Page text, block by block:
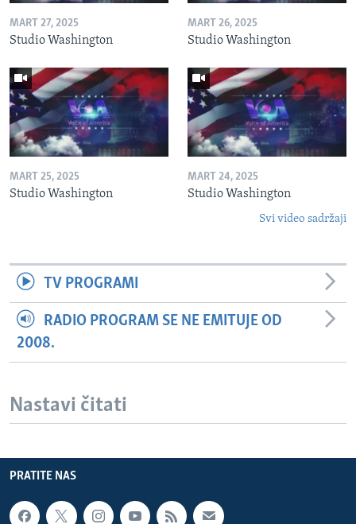
MART 27, 2025
Studio Washington
MART 26, 2025
Studio Washington
MART 25, 2025
Studio Washington
MART 24, 2025
Studio Washington
Svi video sadržaji
TV PROGRAMI
RADIO PROGRAM SE NE EMITUJE OD
2008.
Nastavi čitati
PRATITE NAS